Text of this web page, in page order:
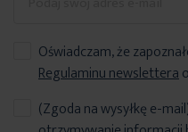
Oświadczam, że
Regulaminu newslettera
(Zgoda na wysyłkę e-